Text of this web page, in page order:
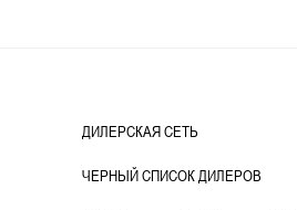
ДИЛЕРСКАЯ СЕТЬ
ЧЕРНЫЙ СПИСОК ДИЛЕРОВ